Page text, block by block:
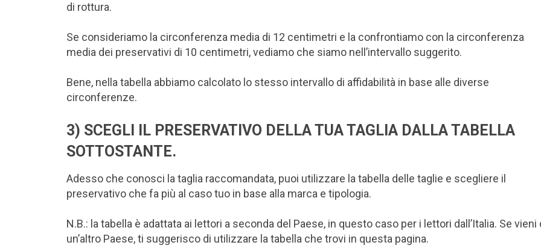
di rottura.
Se consideriamo la circonferenza media di 12 centimetri e la confrontiamo con la circonferenza
media dei preservativi di 10 centimetri, vediamo che siamo nell’intervallo suggerito.
Bene, nella tabella abbiamo calcolato lo stesso intervallo di affidabilità in base alle diverse
circonferenze.
3) SCEGLI IL PRESERVATIVO DELLA TUA TAGLIA DALLA TABELLA
SOTTOSTANTE.
Adesso che conosci la taglia raccomandata, puoi utilizzare la tabella delle taglie e scegliere il
preservativo che fa più al caso tuo in base alla marca e tipologia.
N.B.: la tabella è adattata ai lettori a seconda del Paese, in questo caso per i lettori dall’Italia. Se vieni
un’altro Paese, ti suggerisco di utilizzare la tabella che trovi in questa pagina.